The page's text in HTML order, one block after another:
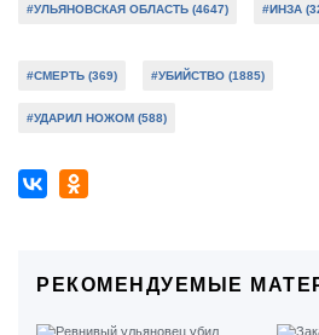
#УЛЬЯНОВСКАЯ ОБЛАСТЬ (4647) #ИНЗА
#СМЕРТЬ (369) #УБИЙСТВО (1885)
#УДАРИЛ НОЖОМ (588)
РЕКОМЕНДУЕМЫЕ